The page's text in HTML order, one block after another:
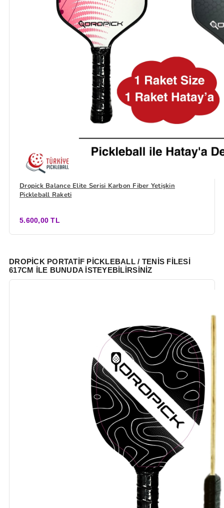
Dropick Balance Elite Serisi Karbon Fiber Yetişkin
Pickleball Raketi
5.600,00 TL
DROPICK PORTATIF PICKLEBALL / TENIS FILESI
617CM ILE BUNUDA İSTEYEBILIRSINIZ